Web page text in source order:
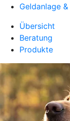
Geldanlage
Übersicht
Beratung
Produkte